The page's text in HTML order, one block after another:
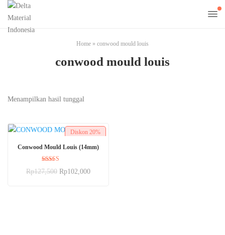
Home » conwood mould louis
conwood mould louis
Menampilkan hasil tunggal
Diskon 20%
Conwood Mould Louis (14mm)
Dinilai
5.00
Rp127,500 Rp102,000